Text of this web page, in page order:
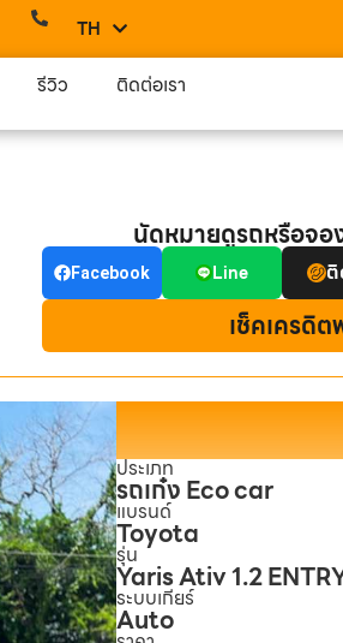
TH
EN
รีวิว ติดต่อเรา
นัดหมายดูรถหรือจอ
Facebook Line
เช็คเครดิต
ประเภท
รถเก๋ง Eco car
แบรนด์
Toyota
รุ่น
Yaris Ativ 1.2
ระบบเกียร์
Auto